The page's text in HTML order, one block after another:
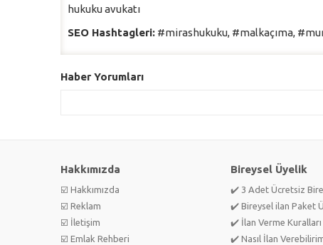
hukuku avukatı
SEO Hashtagleri:#mirashukuku, #malkaçıma,
Haber Yorumları
Hakkımızda
☑️ Hakkımızda
☑️ Reklam
☑️ İletişim
☑️ Emlak Rehberi
Bireysel Üyelik
✔️ 3 Adet Ücretsiz
✔️ Bireysel ilan Paket
✔️ İlan Verme Kuralları
✔️ Nasıl İlan